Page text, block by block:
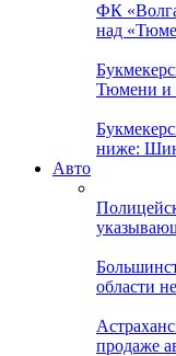
ФК
над
Тюмени и
ниже:
Авто
области
продаже